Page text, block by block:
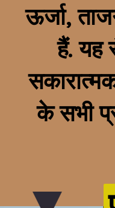
ऊर्जा,
हैं. यह
के सभी